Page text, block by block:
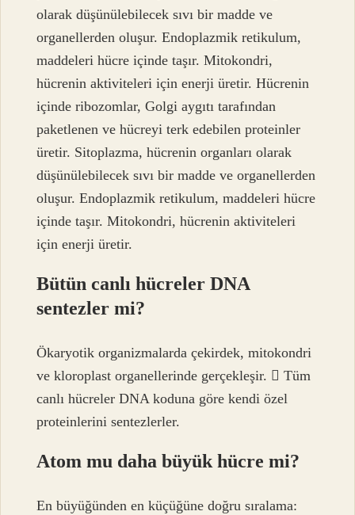
olarak düşünülebilecek sıvı bir madde ve
organellerden oluşur. Endoplazmik retikulum,
maddeleri hücre içinde taşır. Mitokondri,
hücrenin aktiviteleri için enerji üretir. Hücrenin
içinde ribozomlar, Golgi aygıtı tarafından
paketlenen ve hücreyi terk edebilen proteinler
üretir. Sitoplazma, hücrenin organları olarak
düşünülebilecek sıvı bir madde ve organellerden
oluşur. Endoplazmik retikulum, maddeleri hücre
içinde taşır. Mitokondri, hücrenin aktiviteleri
için enerji üretir.
Bütün canlı hücreler DNA
sentezler mi?
Ökaryotik organizmalarda çekirdek, mitokondri
ve kloroplast organellerinde gerçekleşir.  Tüm
canlı hücreler DNA koduna göre kendi özel
proteinlerini sentezlerler.
Atom mu daha büyük hücre mi?
En büyüğünden en küçüğüne doğru sıralama: